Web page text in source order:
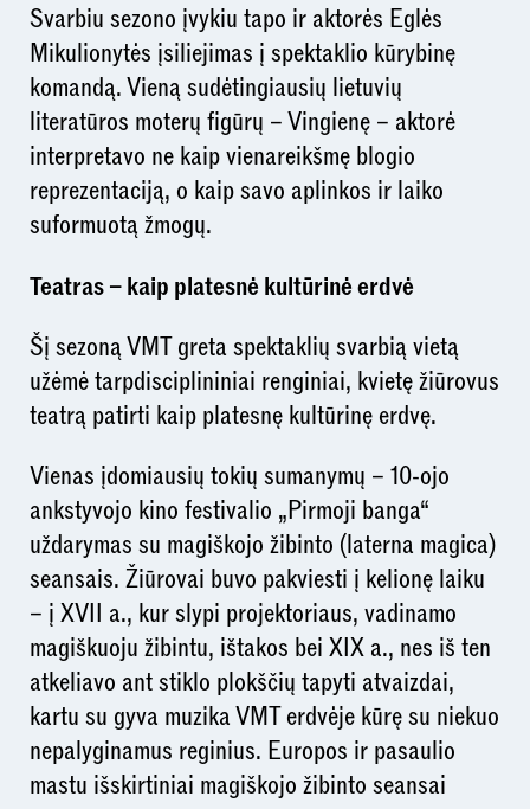
Svarbiu sezono įvykiu tapo ir aktorės Eglės
Mikulionytės įsiliejimas į spektaklio kūrybinę
komandą. Vieną sudėtingiausių lietuvių
literatūros moterų figūrų – Vingienę – aktorė
interpretavo ne kaip vienareikšmę blogio
reprezentaciją, o kaip savo aplinkos ir laiko
suformuotą žmogų.
Teatras – kaip platesnė kultūrinė erdvė
Šį sezoną VMT greta spektaklių svarbią vietą
užėmė tarpdisciplininiai renginiai, kvietę žiūrovus
teatrą patirti kaip platesnę kultūrinę erdvę.
Vienas įdomiausių tokių sumanymų – 10-ojo
ankstyvojo kino festivalio „Pirmoji banga“
uždarymas su magiškojo žibinto (laterna magica)
seansais. Žiūrovai buvo pakviesti į kelionę laiku
– į XVII a., kur slypi projektoriaus, vadinamo
magiškuoju žibintu, ištakos bei XIX a., nes iš ten
atkeliavo ant stiklo plokščių tapyti atvaizdai,
kartu su gyva muzika VMT erdvėje kūrę su niekuo
nepalyginamus reginius. Europos ir pasaulio
mastu išskirtiniai magiškojo žibinto seansai